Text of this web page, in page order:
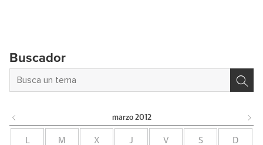
Buscador
marzo 2012
L M X J V S D